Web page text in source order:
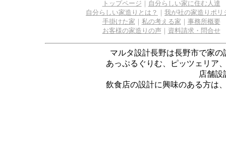
トップページ
自分らしい家に住む人達
自分らしい家造りとは？
我が社の家造りポリ
手掛けた家
私の考える家
事務所概要
お客様の家造りの声｜ 資料請求・問合せ
マルタ設計長野は長野市で家
あっぷるぐりむ、ピッツェリア
店舗設
飲食店の設計に興味のある方は